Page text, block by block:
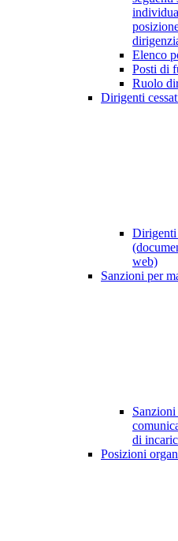
Elenco
Posti di
Ruolo
Dirigenti
Dirigenti
web)
Sanzioni per
di
Posizioni